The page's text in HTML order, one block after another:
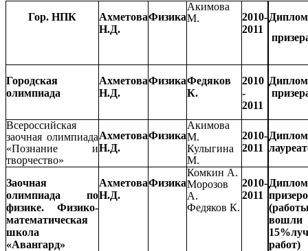
Гор. НПК
Ахметова
Н.Д.
Физика
Акимова
М.
2010-
2011
Диплом
Городская
олимпиада
Ахметова
Н.Д.
ФизикаФедяков
К.
2010
-
2011
Диплом
Всероссийская
заочная олимпиада
«Познание и
творчество»
Ахметова
Н.Д.
Физика
Акимова
М.
Кулыгина
М.
2010-
2011
Заочная
олимпиада по
физике. Физико-
математическая
школа
«Авангард»
Ахметова
Н.Д.
Физика
Комкин А.
Морозов
А.
Федяков К.
2010-
2011
работ)